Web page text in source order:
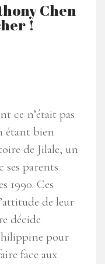
Chen
!
ce n’était pas
étant bien
de Jilale, un
ses parents
1990. Ces
de leur
décide
pour
face aux